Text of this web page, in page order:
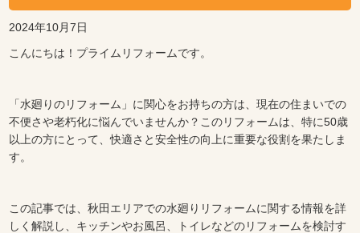
2024年10月7日
こんにちは！プライムリフォームです。
「水廻りのリフォーム」に関心をお持ちの方は、現在の住まいでの
不便さや老朽化に悩んでいませんか？このリフォームは、特に50歳
以上の方にとって、快適さと安全性の向上に重要な役割を果たしま
す。
この記事では、秋田エリアでの水廻りリフォームに関する情報を詳
しく解説し、キッチンやお風呂、トイレなどのリフォームを検討す